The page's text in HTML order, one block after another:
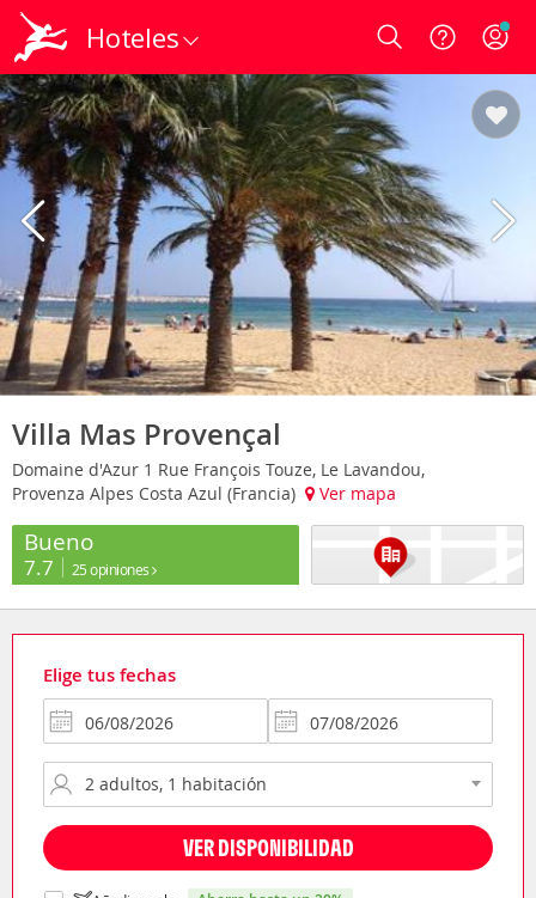
Hoteles Login
Villa Mas Provençal
Domaine d'Azur 1 Rue François Touze, Le Lavandou,
Provenza Alpes Costa Azul (Francia)
Ver mapa
Bueno
7.7 25 opiniones
Elige tus fechas
VER DISPONIBILIDAD